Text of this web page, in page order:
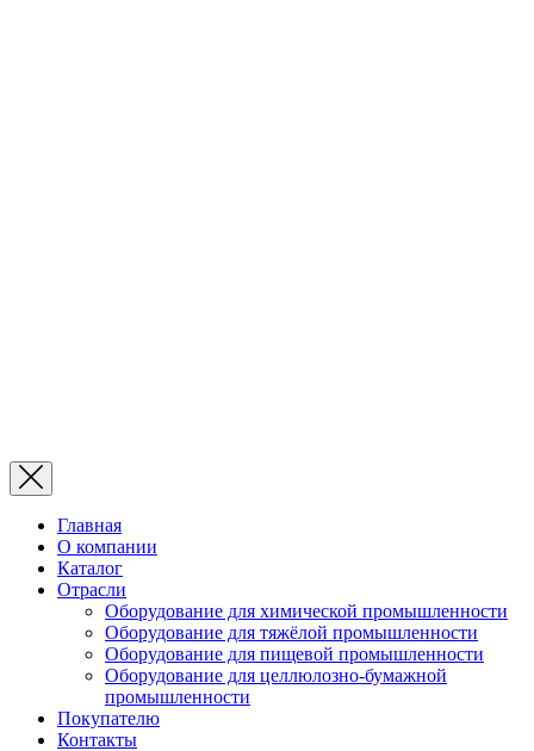
Главная
О компании
Каталог
Отрасли
Оборудование для химической промышленности
Оборудование для тяжёлой промышленности
Оборудование для пищевой промышленности
Оборудование для целлюлозно-бумажной
промышленности
Покупателю
Контакты